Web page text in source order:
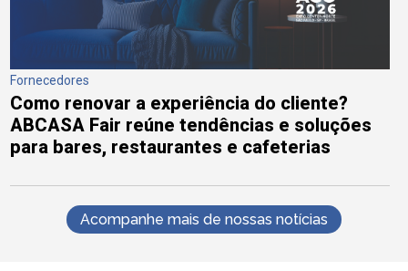
Fornecedores
Como renovar a experiência do cliente?
ABCASA Fair reúne tendências e soluções
para bares, restaurantes e cafeterias
Acompanhe mais de nossas notícias